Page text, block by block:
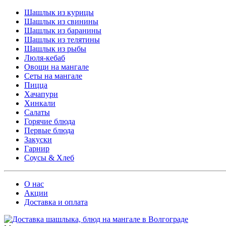
Шашлык из курицы
Шашлык из свинины
Шашлык из баранины
Шашлык из телятины
Шашлык из рыбы
Люля-кебаб
Овощи на мангале
Cеты на мангале
Пицца
Хачапури
Хинкали
Салаты
Горячие блюда
Первые блюда
Закуски
Гарнир
Соусы & Хлеб
О нас
Акции
Доставка и оплата